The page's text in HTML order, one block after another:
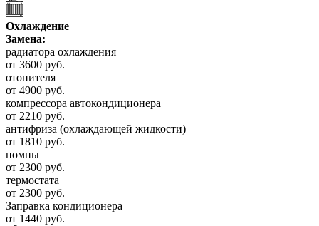
Охлаждение
Замена:
радиатора охлаждения
от 3600 руб.
отопителя
от 4900 руб.
компрессора автокондиционера
от 2210 руб.
антифриза (охлаждающей жидкости)
от 1810 руб.
помпы
от 2300 руб.
термостата
от 2300 руб.
Заправка кондиционера
от 1440 руб.